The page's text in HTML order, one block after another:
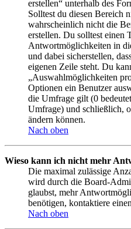
erstellen“ unterhalb des
Solltest du diesen Bereich
wahrscheinlich nicht die
erstellen. Du solltest einen
Antwortmöglichkeiten in
und dabei sicherstellen,
eigenen Zeile steht. Du
„Auswahlmöglichkeiten
Optionen ein Benutzer
die Umfrage gilt (0
Umfrage) und schließlich,
ändern können.
Nach oben
Wieso kann ich nicht mehr
Die maximal zulässige
wird durch die Board-
glaubst, mehr
benötigen, kontaktiere
Nach oben